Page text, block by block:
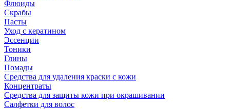
Флюиды
Скрабы
Пасты
Уход с кератином
Эссенции
Тоники
Глины
Помады
Средства для удаления краски с кожи
Концентраты
Средства для защиты кожи при окрашивании
Салфетки для волос